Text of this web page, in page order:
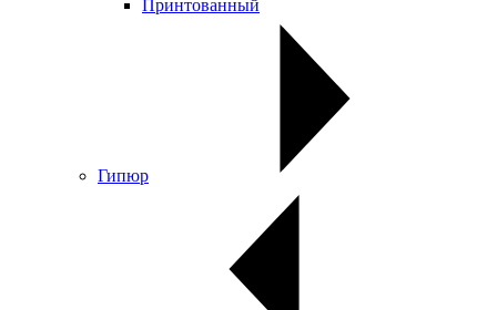
Принтованный
Гипюр